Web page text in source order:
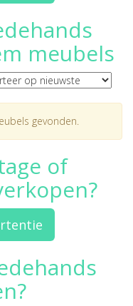
meubels
gevonden.
of